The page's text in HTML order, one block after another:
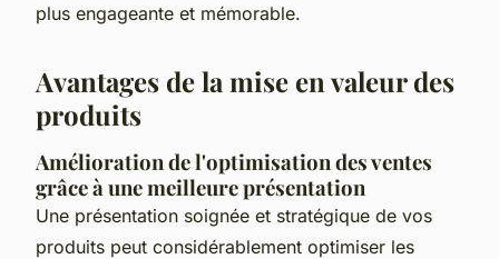
plus engageante et mémorable.
Avantages de la mise en valeur des
produits
Amélioration de l'optimisation des ventes
grâce à une meilleure présentation
Une présentation soignée et stratégique de vos
produits peut considérablement optimiser les